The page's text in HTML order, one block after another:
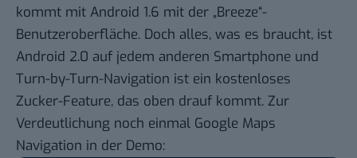
kommt mit Android 1.6 mit der „Breeze“-
Benutzeroberfläche. Doch alles, was es braucht, ist
Android 2.0 auf jedem anderen Smartphone und
Turn-by-Turn-Navigation ist ein kostenloses
Zucker-Feature, das oben drauf kommt. Zur
Verdeutlichung noch einmal Google Maps
Navigation in der Demo: